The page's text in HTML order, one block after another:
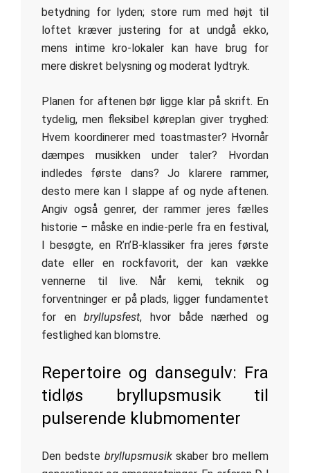
betydning for lyden; store rum med højt til
loftet kræver justering for at undgå ekko,
mens intime kro-lokaler kan have brug for
mere diskret belysning og moderat lydtryk.
Planen for aftenen bør ligge klar på skrift. En
tydelig, men fleksibel køreplan giver tryghed:
Hvem koordinerer med toastmaster? Hvornår
dæmpes musikken under taler? Hvordan
indledes første dans? Jo klarere rammer,
desto mere kan I slappe af og nyde aftenen.
Angiv også genrer, der rammer jeres fælles
historie – måske en indie-perle fra en festival,
I besøgte, en R’n’B-klassiker fra jeres første
date eller en rockfavorit, der kan vække
vennerne til live. Når kemi, teknik og
forventninger er på plads, ligger fundamentet
for enbryllupsfest, hvor både nærhed og
festlighed kan blomstre.
Repertoire og dansegulv: Fra
tidløs bryllupsmusik til
pulserende klubmomenter
Den bedste bryllupsmusikskaber bro mellem